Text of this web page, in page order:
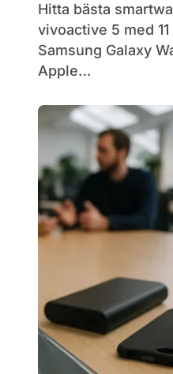
Hitta bästa smartwatch 2025 för dig: Garmin
vivoactive 5 med
Samsung Galaxy
Apple…